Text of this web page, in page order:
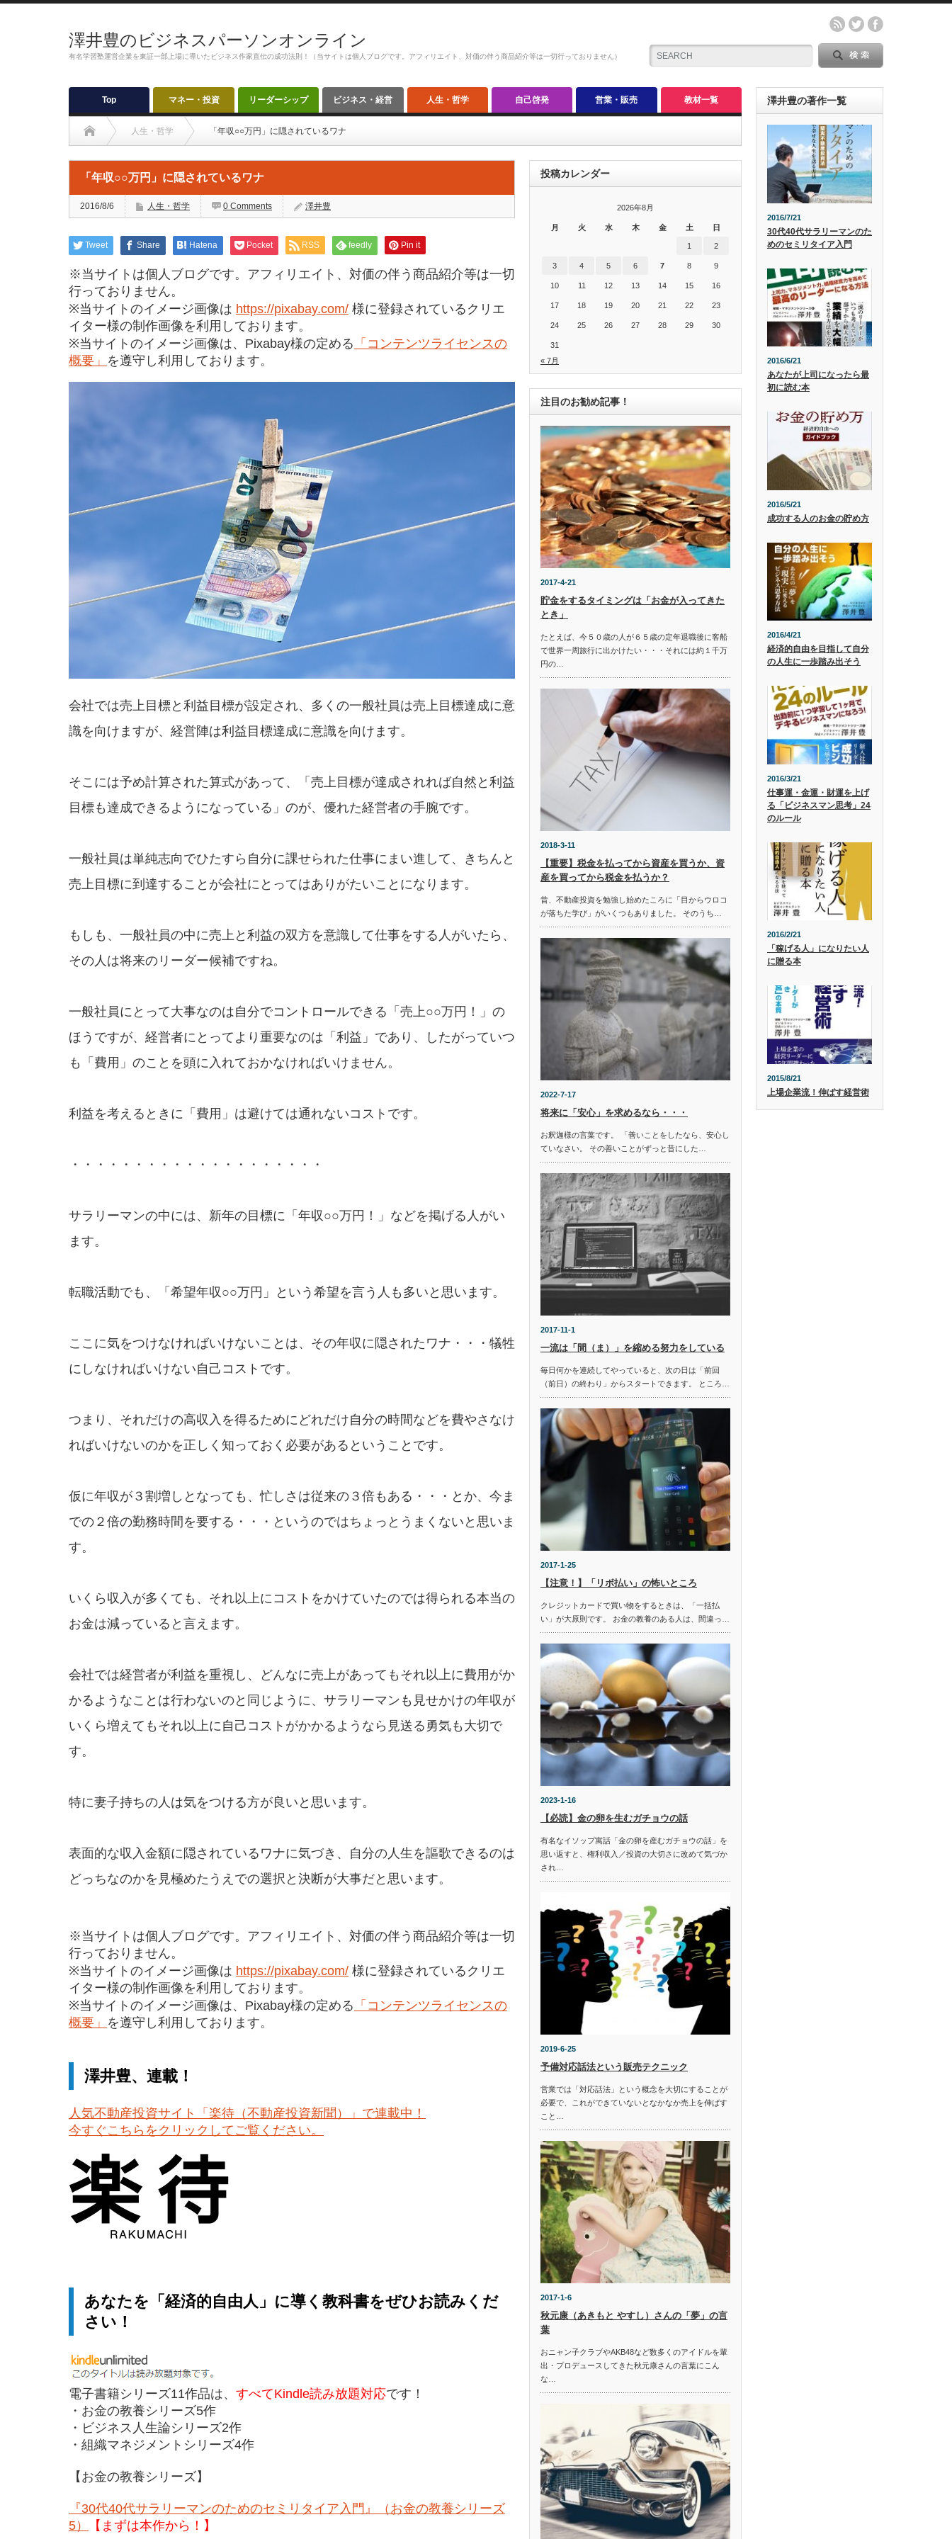
澤井豊のビジネスパーソンオンライン
有名学習塾運営企業を東証一部上場に導いたビジネス作家直伝の成功法則！（当サイトは個人ブログです。アフィリエイト、対価の伴う商品紹介等は一切行っておりません）
Top マネー・投資 リーダーシップ ビジネス・経営 人生・哲学 自己啓発 営業・販売 教材一覧
人生・哲学 「年収○○万円」に隠されているワナ
「年収○○万円」に隠されているワナ
2016/8/6 人生・哲学 0 Comments 澤井豊
Tweet Share Hatena Pocket RSS feedly Pin it
※当サイトは個人ブログです。アフィリエイト、対価の伴う商品紹介等は一切
行っておりません。
※当サイトのイメージ画像は https://pixabay.com/ 様に登録されているクリエ
イター様の制作画像を利用しております。
※当サイトのイメージ画像は、Pixabay様の定める 「コンテンツライセンスの
概要」 を遵守し利用しております。
会社では売上目標と利益目標が設定され、多くの一般社員は売上目標達成に意
識を向けますが、経営陣は利益目標達成に意識を向けます。
そこには予め計算された算式があって、「売上目標が達成されれば自然と利益
目標も達成できるようになっている」のが、優れた経営者の手腕です。
一般社員は単純志向でひたすら自分に課せられた仕事にまい進して、きちんと
売上目標に到達することが会社にとってはありがたいことになります。
もしも、一般社員の中に売上と利益の双方を意識して仕事をする人がいたら、
その人は将来のリーダー候補ですね。
一般社員にとって大事なのは自分でコントロールできる「売上○○万円！」の
ほうですが、経営者にとってより重要なのは「利益」であり、したがっていつ
も「費用」のことを頭に入れておかなければいけません。
利益を考えるときに「費用」は避けては通れないコストです。
・・・・・・・・・・・・・・・・・・・・
サラリーマンの中には、新年の目標に「年収○○万円！」などを掲げる人がい
ます。
転職活動でも、「希望年収○○万円」という希望を言う人も多いと思います。
ここに気をつけなければいけないことは、その年収に隠されたワナ・・・犠牲
にしなければいけない自己コストです。
つまり、それだけの高収入を得るためにどれだけ自分の時間などを費やさなけ
ればいけないのかを正しく知っておく必要があるということです。
仮に年収が３割増しとなっても、忙しさは従来の３倍もある・・・とか、今ま
での２倍の勤務時間を要する・・・というのではちょっとうまくないと思いま
す。
いくら収入が多くても、それ以上にコストをかけていたのでは得られる本当の
お金は減っていると言えます。
会社では経営者が利益を重視し、どんなに売上があってもそれ以上に費用がか
かるようなことは行わないのと同じように、サラリーマンも見せかけの年収が
いくら増えてもそれ以上に自己コストがかかるようなら見送る勇気も大切で
す。
特に妻子持ちの人は気をつける方が良いと思います。
表面的な収入金額に隠されているワナに気づき、自分の人生を謳歌できるのは
どっちなのかを見極めたうえでの選択と決断が大事だと思います。
※当サイトは個人ブログです。アフィリエイト、対価の伴う商品紹介等は一切
行っておりません。
※当サイトのイメージ画像は https://pixabay.com/ 様に登録されているクリエ
イター様の制作画像を利用しております。
※当サイトのイメージ画像は、Pixabay様の定める 「コンテンツライセンスの
概要」 を遵守し利用しております。
澤井豊、連載！
人気不動産投資サイト「楽待（不動産投資新聞）」で連載中！
今すぐこちらをクリックしてご覧ください。
あなたを「経済的自由人」に導く教科書をぜひお読みくだ
さい！
電子書籍シリーズ11作品は、 すべてKindle読み放題対応です！
・お金の教養シリーズ5作
・ビジネス人生論シリーズ2作
・組織マネジメントシリーズ4作
【お金の教養シリーズ】
『30代40代サラリーマンのためのセミリタイア入門』（お金の教養シリーズ
5）
【まずは本作から！】
投稿カレンダー
2026年8月
月 火 水 木 金 土 日
1 2
3 4 5 6 7 8 9
10 11 12 13 14 15 16
17 18 19 20 21 22 23
24 25 26 27 28 29 30
31
« 7月
注目のお勧め記事！
2017-4-21
貯金をするタイミングは「お金が入ってきた
とき」
たとえば、今５０歳の人が６５歳の定年退職後に客船
で世界一周旅行に出かけたい・・・それには約１千万
円の…
2018-3-11
【重要】税金を払ってから資産を買うか、資
産を買ってから税金を払うか？
昔、不動産投資を勉強し始めたころに「目からウロコ
が落ちた学び」がいくつもありました。 そのうち…
2022-7-17
将来に「安心」を求めるなら・・・
お釈迦様の言葉です。 「善いことをしたなら、安心し
ていなさい。 その善いことがずっと昔にした…
2017-11-1
一流は「間（ま）」を縮める努力をしている
毎日何かを連続してやっていると、次の日は「前回
（前日）の終わり」からスタートできます。 ところ…
2017-1-25
【注意！】「リボ払い」の怖いところ
クレジットカードで買い物をするときは、「一括払
い」が大原則です。 お金の教養のある人は、間違っ…
2023-1-16
【必読】金の卵を生むガチョウの話
有名なイソップ寓話「金の卵を産むガチョウの話」を
思い返すと、権利収入／投資の大切さに改めて気づか
され…
2019-6-25
予備対応話法という販売テクニック
営業では「対応話法」という概念を大切にすることが
必要で、これができていないとなかなか売上を伸ばす
こと…
2017-1-6
秋元康（あきもと やすし）さんの「夢」の言
葉
おニャン子クラブやAKB48など数多くのアイドルを輩
出・プロデュースしてきた秋元康さんの言葉にこん
な…
澤井豊の著作一覧
2016/7/21
30代40代サラリーマンのた
めのセミリタイア入門
2016/6/21
あなたが上司になったら最
初に読む本
2016/5/21
成功する人のお金の貯め方
2016/4/21
経済的自由を目指して自分
の人生に一歩踏み出そう
2016/3/21
仕事運・金運・財運を上げ
る「ビジネスマン思考」24
のルール
2016/2/21
「稼げる人」になりたい人
に贈る本
2015/8/21
上場企業流！伸ばす経営術